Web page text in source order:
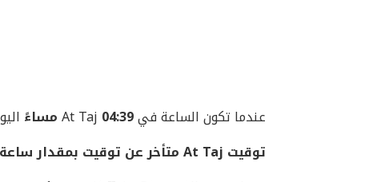
عندما تكون الساعة في At Taj04:39 مساءً اليوم
توقيت At Taj متأخر عن توقيت بمقدار ساعة واحدة